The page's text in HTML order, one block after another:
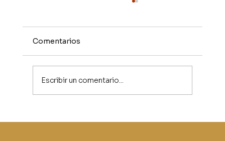
Comentarios
Escribir un comentario...